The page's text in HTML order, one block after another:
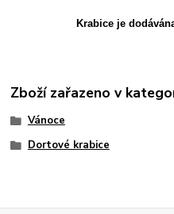
Krabice je
Zboží zařazeno v
Vánoce
Dortové krabice